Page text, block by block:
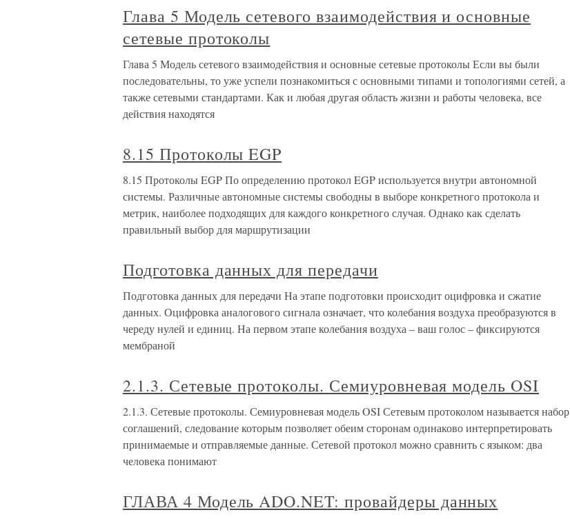
Глава 5 Модель сетевого взаимодействия и основные
сетевые протоколы
Глава 5 Модель сетевого взаимодействия и основные сетевые протоколы Если вы были
последовательны, то уже успели познакомиться с основными типами и топологиями сетей, а
также сетевыми стандартами. Как и любая другая область жизни и работы человека, все
действия находятся
8.15 Протоколы EGP
8.15 Протоколы EGP По определению протокол EGP используется внутри автономной
системы. Различные автономные системы свободны в выборе конкретного протокола и
метрик, наиболее подходящих для каждого конкретного случая. Однако как сделать
правильный выбор для маршрутизации
Подготовка данных для передачи
Подготовка данных для передачи На этапе подготовки происходит оцифровка и сжатие
данных. Оцифровка аналогового сигнала означает, что колебания воздуха преобразуются в
череду нулей и единиц. На первом этапе колебания воздуха – ваш голос – фиксируются
мембраной
2.1.3. Сетевые протоколы. Семиуровневая модель OSI
2.1.3. Сетевые протоколы. Семиуровневая модель OSI Сетевым протоколом называется набор
соглашений, следование которым позволяет обеим сторонам одинаково интерпретировать
принимаемые и отправляемые данные. Сетевой протокол можно сравнить с языком: два
человека понимают
ГЛАВА 4 Модель ADO.NET: провайдеры данных